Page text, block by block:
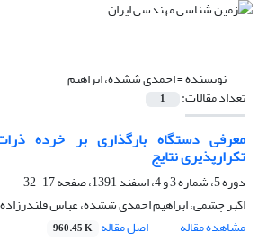
نویسنده =احمدی ششده، ابراهیم
تعداد مقالات: 1
معرفی دستگاه بارگذاری بر خرده
تکرارپذیری نتایج
دوره 5، شماره 3 و 4، اسفند 1391، صفحه
17-32
اکبر چشمی، ابراهیم احمدی ششده، عباس قلندرزاده
مشاهده مقاله
اصل مقاله 960.45 K